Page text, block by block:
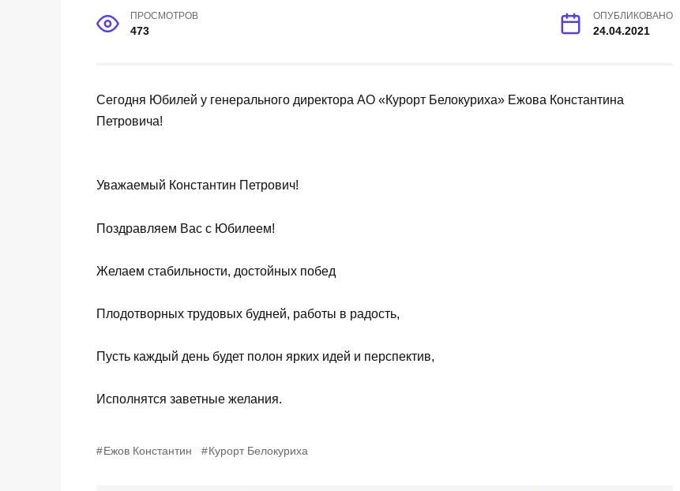
ПРОСМОТРОВ
473
ОПУБЛИКОВАНО
24.04.2021
Сегодня Юбилей у генерального директора АО «Курорт Белокуриха» Ежова Константина
Петровича!
Уважаемый Константин Петрович!
Поздравляем Вас с Юбилеем!
Желаем стабильности, достойных побед
Плодотворных трудовых будней, работы в радость,
Пусть каждый день будет полон ярких идей и перспектив,
Исполнятся заветные желания.
Ежов Константин Курорт Белокуриха